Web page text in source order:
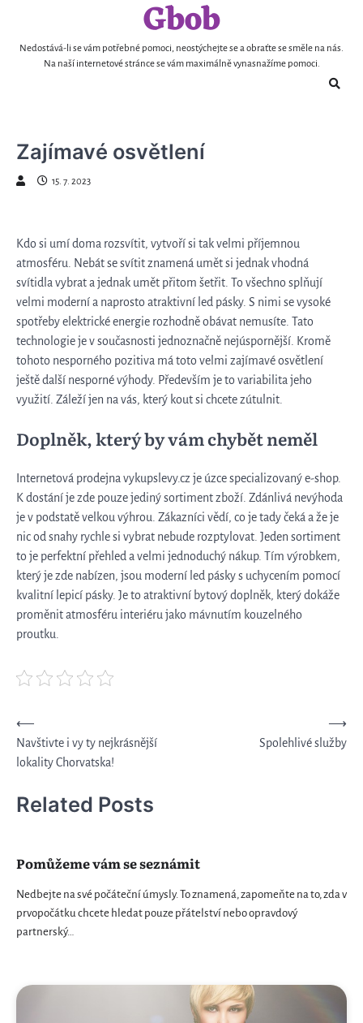
content
Gbob
Nedostává-li se vám potřebné pomoci, neostýchejte se a obraťte se směle na nás.
Na naší internetové stránce se vám maximálně vynasnažíme pomoci.
Zajímavé osvětlení
15. 7. 2023
Kdo si umí doma rozsvítit, vytvoří si tak velmi příjemnou
atmosféru. Nebát se svítit znamená umět si jednak vhodná
svítidla vybrat a jednak umět přitom šetřit. To všechno splňují
velmi moderní a naprosto atraktivní led pásky. S nimi se vysoké
spotřeby elektrické energie rozhodně obávat nemusíte. Tato
technologie je v současnosti jednoznačně nejúspornější. Kromě
tohoto nesporného pozitiva má toto velmi zajímavé osvětlení
ještě další nesporné výhody. Především je to variabilita jeho
využití. Záleží jen na vás, který kout si chcete zútulnit.
Doplněk, který by vám chybět neměl
Internetová prodejna vykupslevy.cz je úzce specializovaný e-shop.
K dostání je zde pouze jediný sortiment zboží. Zdánlivá nevýhoda
je v podstatě velkou výhrou. Zákazníci vědí, co je tady čeká a že je
nic od snahy rychle si vybrat nebude rozptylovat. Jeden sortiment
to je perfektní přehled a velmi jednoduchý nákup. Tím výrobkem,
který je zde nabízen, jsou moderní led pásky s uchycením pomocí
kvalitní lepicí pásky. Je to atraktivní bytový doplněk, který dokáže
proměnit atmosféru interiéru jako mávnutím kouzelného
proutku.
Navigace
pro
příspěvek
⟵
Navštivte i vy ty nejkrásnější
lokality Chorvatska!
Spolehlivé služby
⟶
Related Posts
Pomůžeme vám se seznámit
Nedbejte na své počáteční úmysly. To znamená, zapomeňte na to, zda v
prvopočátku chcete hledat pouze přátelství nebo opravdový
partnerský…